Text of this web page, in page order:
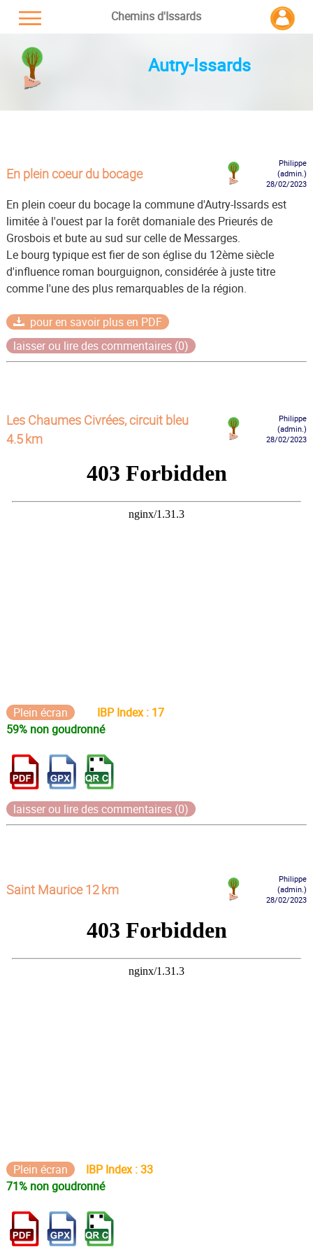
Chemins d'Issards
Autry-Issards
En plein coeur du bocage
Philippe
(admin.)
28/02/2023
En plein coeur du bocage la commune d'Autry-Issards est
limitée à l'ouest par la forêt domaniale des Prieurés de
Grosbois et bute au sud sur celle de Messarges.
Le bourg typique est fier de son église du 12ème siècle
d'influence roman bourguignon, considérée à juste titre
comme l'une des plus remarquables de la région.
pour en savoir plus en PDF
laisser ou lire des commentaires (0)
Les Chaumes Civrées, circuit bleu
4.5 km
Philippe
(admin.)
28/02/2023
Plein écran
IBP Index : 17
59% non goudronné
laisser ou lire des commentaires (0)
Saint Maurice 12 km
Philippe
(admin.)
28/02/2023
Plein écran
IBP Index : 33
71% non goudronné